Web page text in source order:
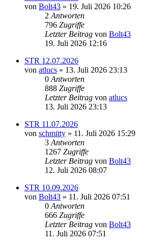
von Bolt43 » 19. Juli 2026 10:26
2 Antworten
796 Zugriffe
Letzter Beitrag von Bolt43
19. Juli 2026 12:16
STR 12.07.2026
von atlucs » 13. Juli 2026 23:13
0 Antworten
888 Zugriffe
Letzter Beitrag von atlucs
13. Juli 2026 23:13
STR 11.07.2026
von schmitty » 11. Juli 2026 15:29
3 Antworten
1267 Zugriffe
Letzter Beitrag von Bolt43
12. Juli 2026 08:07
STR 10.09.2026
von Bolt43 » 11. Juli 2026 07:51
0 Antworten
666 Zugriffe
Letzter Beitrag von Bolt43
11. Juli 2026 07:51